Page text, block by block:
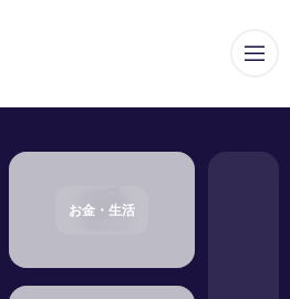
メ
お金・生活